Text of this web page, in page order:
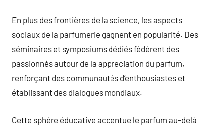
En plus des frontières de la science, les aspects
sociaux de la parfumerie gagnent en popularité. Des
séminaires et symposiums dédiés fédèrent des
passionnés autour de la appreciation du parfum,
renforçant des communautés d’enthousiastes et
établissant des dialogues mondiaux.
Cette sphère éducative accentue le parfum au-delà